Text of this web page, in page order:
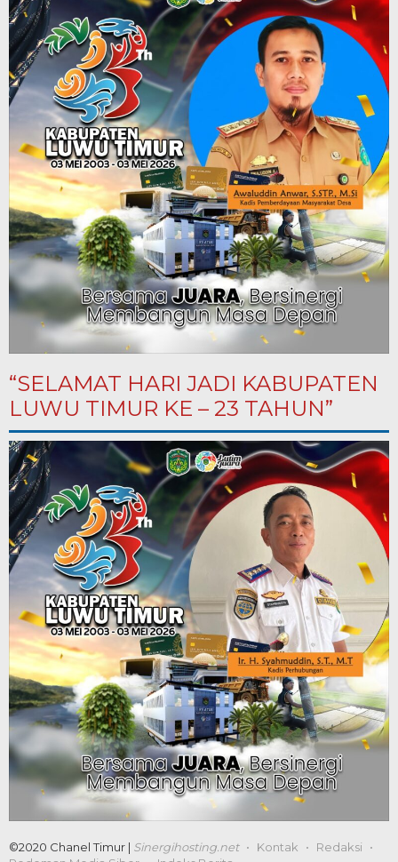
“SELAMAT HARI JADI KABUPATEN
LUWU TIMUR KE – 23 TAHUN”
©2020 Chanel Timur | Sinergihosting.net Kontak
Redaksi